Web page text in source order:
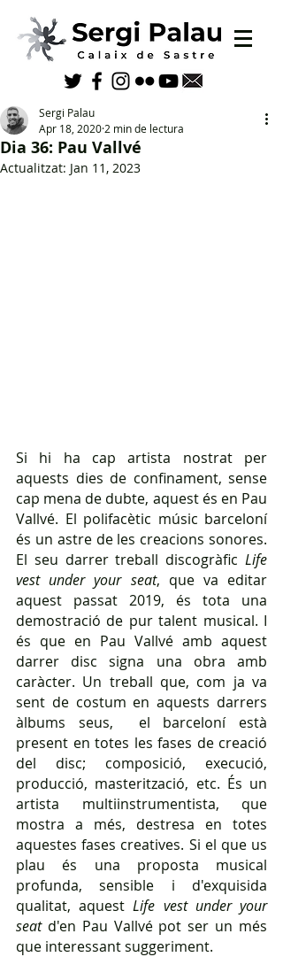
Dia 36: Pau Vallvé
Sergi Palau
Apr 18, 2020 2 min de lectura
Actualitzat: Jan 11, 2023
Si hi ha cap artista nostrat per
aquests dies de confinament, sense
cap mena de dubte, aquest és en Pau
Vallvé. El polifacètic músic barceloní
és un astre de les creacions sonores.
El seu darrer treball discogràfic Life
vest under your seat, que va editar
aquest passat 2019,
és tota una
demostració de pur talent musical. I
és que en Pau Vallvé amb aquest
darrer disc signa una obra amb
caràcter. Un treball que, com ja va
sent de costum en aquests darrers
àlbums seus,  el barceloní està
present en totes les fases de creació
del disc; composició, execució,
producció, masterització, etc. És un
artista multiinstrumentista, que
mostra a més, destresa en totes
aquestes fases creatives. Si el que us
plau és una proposta musical
profunda, sensible i d'exquisida
qualitat, aquest Life vest under your
seat d'en Pau Vallvé pot ser un més
que interessant suggeriment.